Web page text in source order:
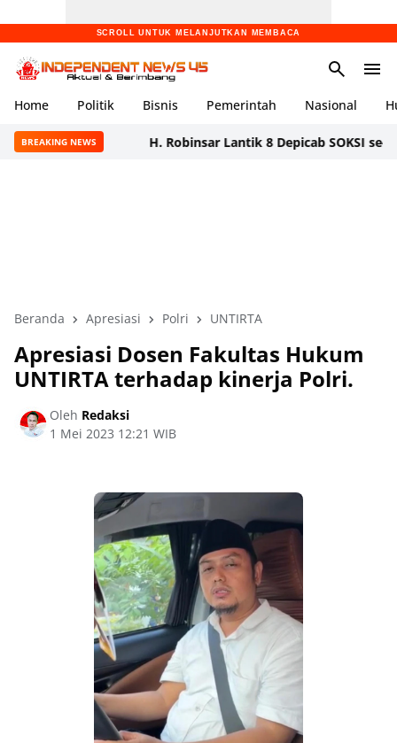
SCROLL UNTUK MELANJUTKAN MEMBACA
Home Politik Bisnis Pemerintah Nasional
BREAKING NEWSH. Robinsar Lantik 8 Depicab SOKSI se-Banten,
Beranda Apresiasi Polri UNTIRTA
Apresiasi Dosen Fakultas Hukum
UNTIRTA terhadap kinerja Polri.
Oleh Redaksi
1 Mei 2023 12:21 WIB